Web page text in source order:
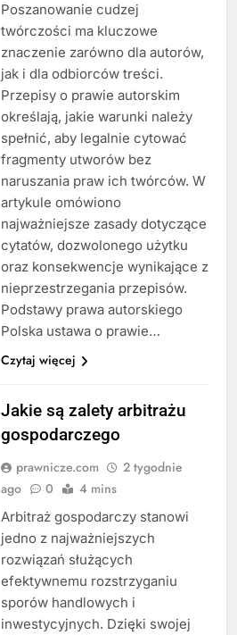
Poszanowanie cudzej
twórczości ma kluczowe
znaczenie zarówno dla autorów,
jak i dla odbiorców treści.
Przepisy o prawie autorskim
określają, jakie warunki należy
spełnić, aby legalnie cytować
fragmenty utworów bez
naruszania praw ich twórców. W
artykule omówiono
najważniejsze zasady dotyczące
cytatów, dozwolonego użytku
oraz konsekwencje wynikające z
nieprzestrzegania przepisów.
Podstawy prawa autorskiego
Polska ustawa o prawie…
Czytaj więcej
Jakie są zalety arbitrażu
gospodarczego
prawnicze.com
2 tygodnie
ago
0 4 mins
Arbitraż gospodarczy stanowi
jedno z najważniejszych
rozwiązań służących
efektywnemu rozstrzyganiu
sporów handlowych i
inwestycyjnych. Dzięki swojej